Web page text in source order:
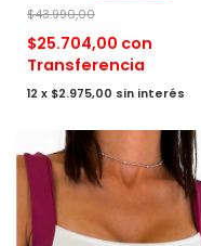
$43.990,00
$25.704,00 con
Transferencia
12 x $2.975,00 sin interés